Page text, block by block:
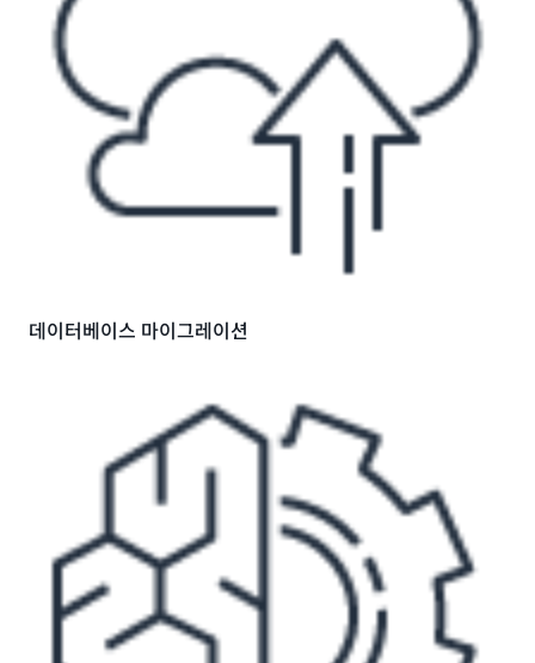
데이터베이스 마이그레이션